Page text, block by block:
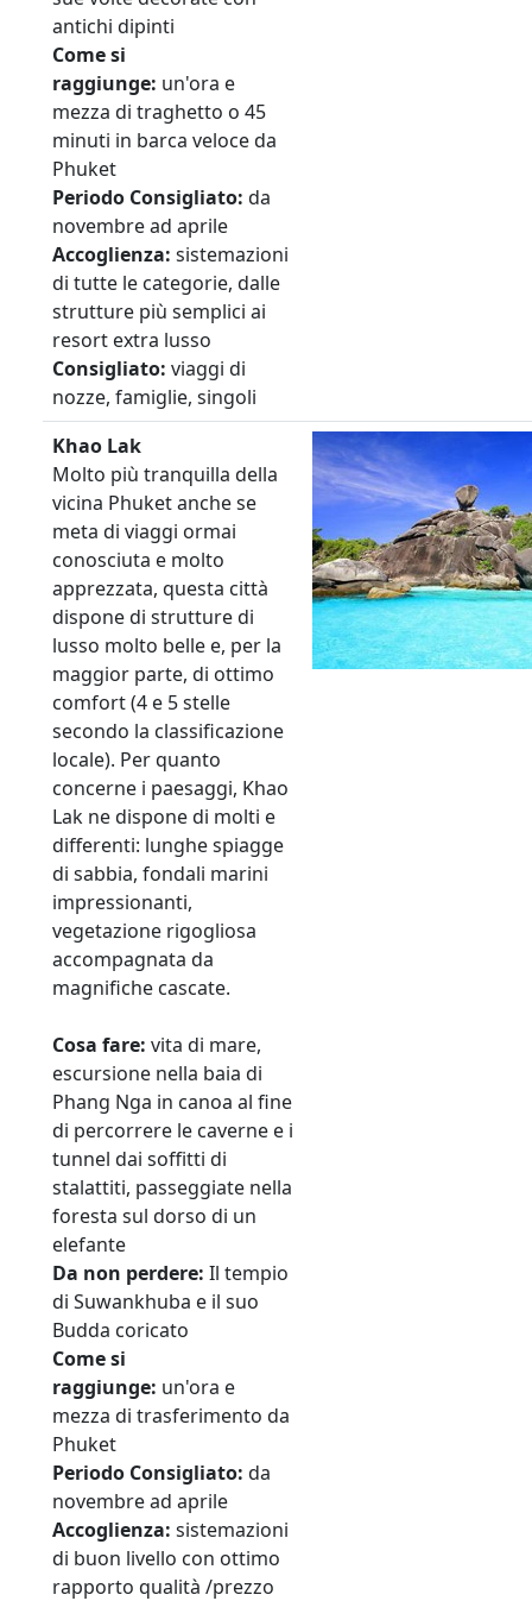
antichi dipinti
Come si
raggiunge: un'ora e
mezza di traghetto o 45
minuti in barca veloce da
Phuket
Periodo Consigliato: da
novembre ad aprile
Accoglienza: sistemazioni
di tutte le categorie, dalle
strutture più semplici ai
resort extra lusso
Consigliato: viaggi di
nozze, famiglie, singoli
Khao Lak
Molto più tranquilla della
vicina Phuket anche se
meta di viaggi ormai
conosciuta e molto
apprezzata, questa città
dispone di strutture di
lusso molto belle e, per la
maggior parte, di ottimo
comfort (4 e 5 stelle
secondo la classificazione
locale). Per quanto
concerne i paesaggi, Khao
Lak ne dispone di molti e
differenti: lunghe spiagge
di sabbia, fondali marini
impressionanti,
vegetazione rigogliosa
accompagnata da
magnifiche cascate.
Cosa fare: vita di mare,
escursione nella baia di
Phang Nga in canoa al fine
di percorrere le caverne e i
tunnel dai soffitti di
stalattiti, passeggiate nella
foresta sul dorso di un
elefante
Da non perdere: Il tempio
di Suwankhuba e il suo
Budda coricato
Come si
raggiunge: un'ora e
mezza di trasferimento da
Phuket
Periodo Consigliato: da
novembre ad aprile
Accoglienza: sistemazioni
di buon livello con ottimo
rapporto qualità /prezzo